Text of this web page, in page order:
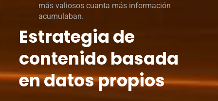
más valiosos cuanta más información
acumulaban.
Estrategia de
contenido basada
en datos propios